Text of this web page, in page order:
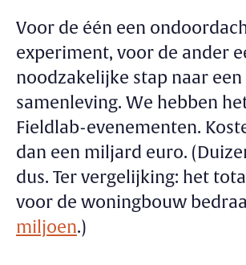
Voor de één een
experiment, voor de ander
noodzakelijke stap naar een
samenleving. We hebben
Fieldlab-evenementen.
dan een miljard euro.
dus. Ter vergelijking: het
voor de woningbouw
miljoen.)